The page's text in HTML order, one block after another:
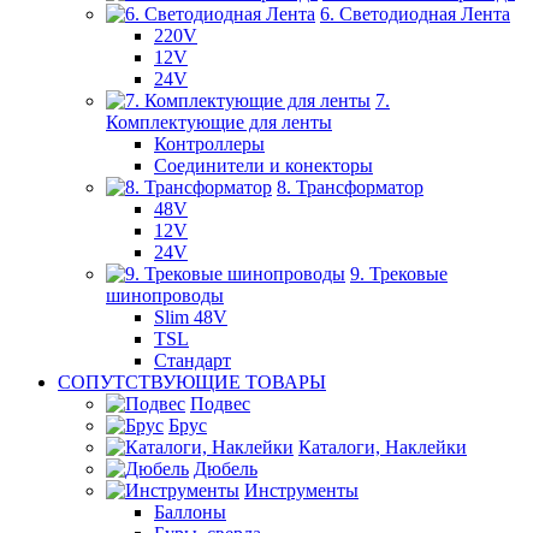
6. Светодиодная Лента
220V
12V
24V
7.
Комплектующие для ленты
Контроллеры
Соединители и конекторы
8. Трансформатор
48V
12V
24V
9. Трековые
шинопроводы
Slim 48V
TSL
Стандарт
СОПУТСТВУЮЩИЕ ТОВАРЫ
Подвес
Брус
Каталоги, Наклейки
Дюбель
Инструменты
Баллоны